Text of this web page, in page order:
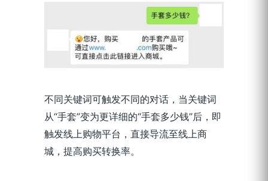
不同关键词可触发不同的对话，当关键词
从“手套”变为更详细的“手套多少钱”后，即
触发线上购物平台，直接导流至线上商
城，提高购买转换率。